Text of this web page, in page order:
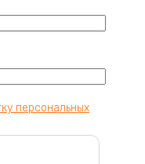
персональных